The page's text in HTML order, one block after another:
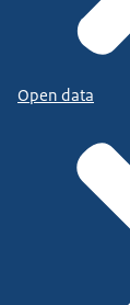
Open data